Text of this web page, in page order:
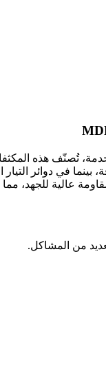
تُصنّف هذه
في دوائر
عالية للجهد،
من المشاكل.